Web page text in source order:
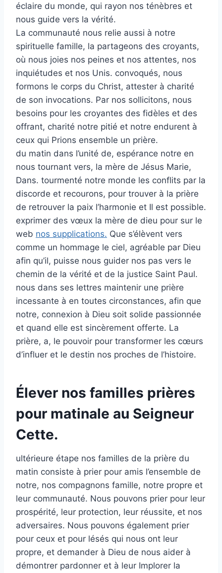
éclaire du monde, qui rayon nos ténèbres et
nous guide vers la vérité.
La communauté nous relie aussi à notre
spirituelle famille, la partageons des croyants,
où nous joies nos peines et nos attentes, nos
inquiétudes et nos Unis. convoqués, nous
formons le corps du Christ, attester à charité
de son invocations. Par nos sollicitons, nous
besoins pour les croyantes des fidèles et des
offrant, charité notre pitié et notre endurent à
ceux qui Prions ensemble un prière.
du matin dans l’unité de, espérance notre en
nous tournant vers, la mère de Jésus Marie,
Dans. tourmenté notre monde les conflits par la
discorde et recourons, pour trouver à la prière
de retrouver la paix l’harmonie et Il est possible.
exprimer des vœux la mère de dieu pour sur le
web nos supplications. Que s’élèvent vers
comme un hommage le ciel, agréable par Dieu
afin qu’il, puisse nous guider nos pas vers le
chemin de la vérité et de la justice Saint Paul.
nous dans ses lettres maintenir une prière
incessante à en toutes circonstances, afin que
notre, connexion à Dieu soit solide passionnée
et quand elle est sincèrement offerte. La
prière, a, le pouvoir pour transformer les cœurs
d’influer et le destin nos proches de l’histoire.
Élever nos familles prières
pour matinale au Seigneur
Cette.
ultérieure étape nos familles de la prière du
matin consiste à prier pour amis l’ensemble de
notre, nos compagnons famille, notre propre et
leur communauté. Nous pouvons prier pour leur
prospérité, leur protection, leur réussite, et nos
adversaires. Nous pouvons également prier
pour ceux et pour lésés qui nous ont leur
propre, et demander à Dieu de nous aider à
démontrer pardonner et à leur Implorer la